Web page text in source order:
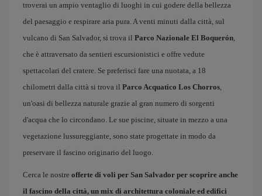
troverai un ampio ventaglio di luoghi in cui godere della bellezza
del paesaggio e respirare aria pura. A venti minuti dalla città, sul
vulcano di San Salvador, si trova il Parco Nazionale El Boquerón,
che è attraversato da sentieri escursionistici e offre vedute
spettacolari del cratere. Se preferisci fare una nuotata, a 18
chilometri dalla città si trova il Parco Acquatico Los Chorros,
un'oasi di bellezza naturale grazie al gran numero di sorgenti
d'acqua che lo circondano. Le sue piscine, situate in mezzo a una
vegetazione lussureggiante, sono state progettate in modo da
preservare il fascino originario del luogo.
Cerca le nostre offerte di voli per San Salvador per scoprire anche
il fascino della città, un mix di architettura coloniale ed edifici